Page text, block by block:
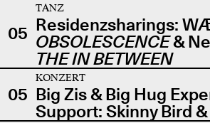
05
TANZ
Residenzsharings:
OBSOLESCENCE&
THE IN BETWEEN
05
KONZERT
Big Zis & Big Hug
Support: Skinny Bird &